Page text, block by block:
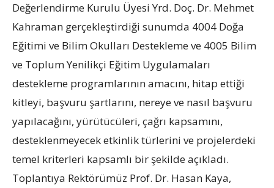
Değerlendirme Kurulu Üyesi Yrd. Doç. Dr. Mehmet
Kahraman gerçekleştirdiği sunumda 4004 Doğa
Eğitimi ve Bilim Okulları Destekleme ve 4005 Bilim
ve Toplum Yenilikçi Eğitim Uygulamaları
destekleme programlarının amacını, hitap ettiği
kitleyi, başvuru şartlarını, nereye ve nasıl başvuru
yapılacağını, yürütücüleri, çağrı kapsamını,
desteklenmeyecek etkinlik türlerini ve projelerdeki
temel kriterleri kapsamlı bir şekilde açıkladı.
Toplantıya Rektörümüz Prof. Dr. Hasan Kaya,